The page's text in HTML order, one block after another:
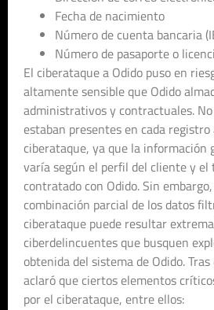
Fecha de nacimiento
Número de cuenta bancaria
Número de pasaporte o
El ciberataque a Odido puso en
altamente sensible que Odido
administrativos y contractuales.
estaban presentes en cada
ciberataque, ya que la información
varía según el perfil del cliente y el
contratado con Odido. Sin
combinación parcial de los datos
ciberataque puede resultar
ciberdelincuentes que busquen
obtenida del sistema de Odido.
aclaró que ciertos elementos
por el ciberataque, entre ellos: